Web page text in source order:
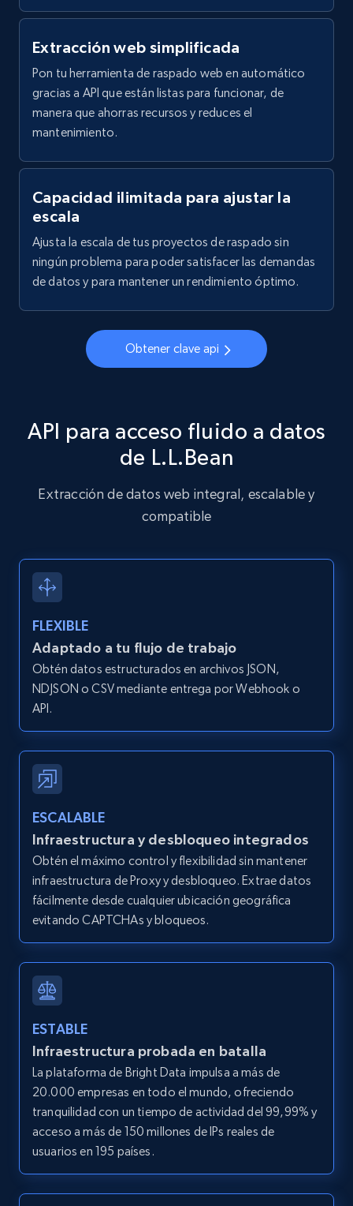
Extracción web simplificada
Pon tu herramienta de raspado web en automático
gracias a API que están listas para funcionar, de
manera que ahorras recursos y reduces el
mantenimiento.
Capacidad ilimitada para ajustar la
escala
Ajusta la escala de tus proyectos de raspado sin
ningún problema para poder satisfacer las demandas
de datos y para mantener un rendimiento óptimo.
Obtener clave api
API para acceso fluido a datos
de L.L.Bean
Extracción de datos web integral, escalable y
compatible
FLEXIBLE
Adaptado a tu flujo de trabajo
Obtén datos estructurados en archivos JSON,
NDJSON o CSV mediante entrega por Webhook o
API.
ESCALABLE
Infraestructura y desbloqueo integrados
Obtén el máximo control y flexibilidad sin mantener
infraestructura de Proxy y desbloqueo. Extrae datos
fácilmente desde cualquier ubicación geográfica
evitando CAPTCHAs y bloqueos.
ESTABLE
Infraestructura probada en batalla
La plataforma de Bright Data impulsa a más de
20.000 empresas en todo el mundo, ofreciendo
tranquilidad con un tiempo de actividad del 99,99% y
acceso a más de 150 millones de IPs reales de
usuarios en 195 países.